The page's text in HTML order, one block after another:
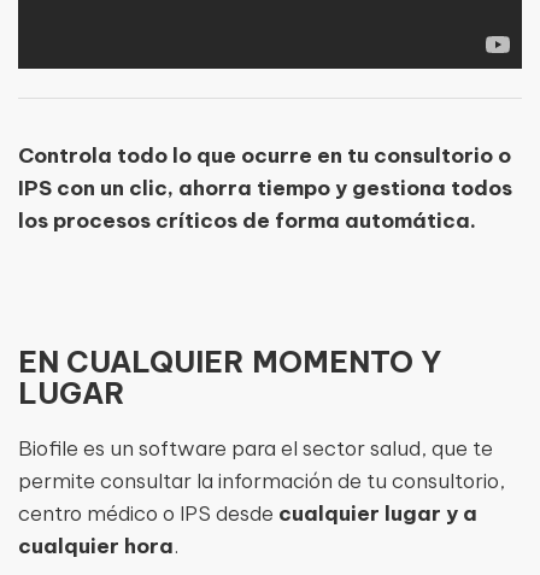
Controla todo lo que ocurre en tu consultorio o
IPS con un clic, ahorra tiempo y gestiona todos
los procesos críticos de forma automática.
EN CUALQUIER MOMENTO Y
LUGAR
Biofile es un software para el sector salud, que te
permite consultar la información de tu consultorio,
centro médico o IPS desde cualquier lugar y a
cualquier hora.